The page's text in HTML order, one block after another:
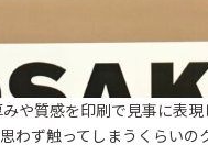
や質感を印刷で見事に表現
わず触ってしまうくらいの